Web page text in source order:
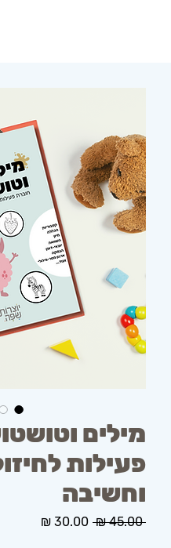
מילים
פעילות
וחשיבה
‏45.00 ‏₪
מחיר